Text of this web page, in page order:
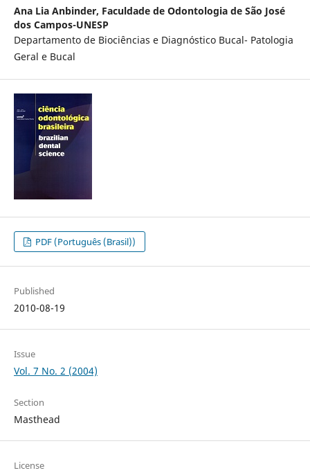
Ana Lia Anbinder, Faculdade de Odontologia de São José
dos Campos-UNESP
Departamento de Biociências e Diagnóstico Bucal- Patologia
Geral e Bucal
PDF (Português (Brasil))
Published
2010-08-19
Issue
Vol. 7 No. 2 (2004)
Section
Masthead
License